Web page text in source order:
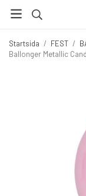
Startsida / FEST /
Ballonger Metallic